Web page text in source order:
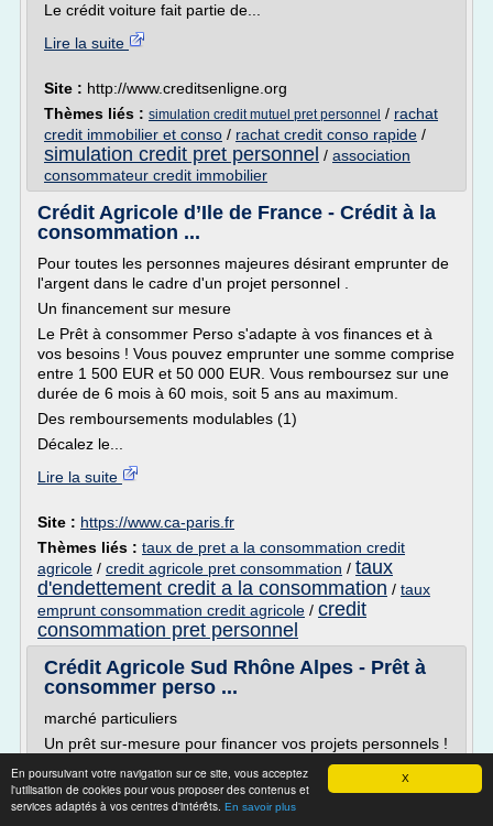
X
En poursuivant votre navigation sur ce site, vous acceptez
l'utilisation de cookies pour vous proposer des contenus et
services adaptés à vos centres d'intérêts. En savoir plus
Le crédit voiture fait partie de...
Lire la suite
Site : http://www.creditsenligne.org
Thèmes liés : simulation credit mutuel pret personnel / rachat
credit immobilier et conso / rachat credit conso rapide /
simulation credit pret personnel / association
consommateur credit immobilier
Crédit Agricole d’Ile de France - Crédit à la
consommation ...
Pour toutes les personnes majeures désirant emprunter de
l'argent dans le cadre d'un projet personnel .
Un financement sur mesure
Le Prêt à consommer Perso s'adapte à vos finances et à
vos besoins ! Vous pouvez emprunter une somme comprise
entre 1 500 EUR et 50 000 EUR. Vous remboursez sur une
durée de 6 mois à 60 mois, soit 5 ans au maximum.
Des remboursements modulables (1)
Décalez le...
Lire la suite
Site : https://www.ca-paris.fr
Thèmes liés : taux de pret a la consommation credit
agricole / credit agricole pret consommation / taux
d'endettement credit a la consommation / taux
emprunt consommation credit agricole / credit
consommation pret personnel
Crédit Agricole Sud Rhône Alpes - Prêt à
consommer perso ...
marché particuliers
Un prêt sur-mesure pour financer vos projets personnels !
Un voyage autour du monde, une envie de refaire toute la
déco de votre appartement ou une grande fête à